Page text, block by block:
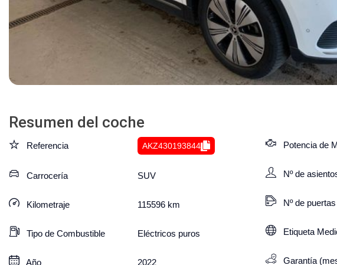
Resumen del coche
Referencia AKZ430193844
Carrocería SUV
Kilometraje 115596 km
Tipo de Combustible Eléctricos puros
Año 2022
Potencia de
Nº de
Nº de puertas
Etiqueta
Garantía